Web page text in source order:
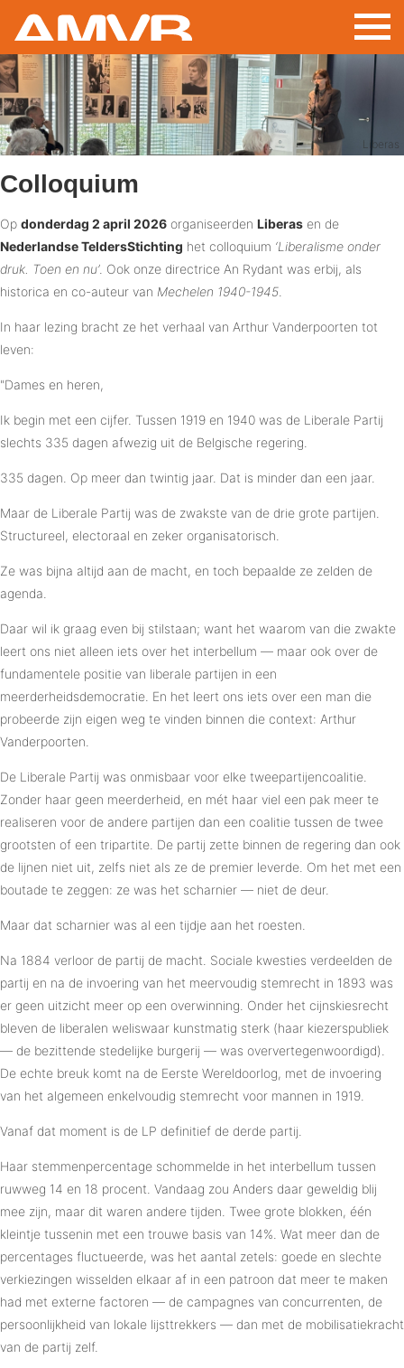
Overslaan
naar
de
inhoud
gaan
Liberas
Colloquium
Op donderdag 2 april 2026 organiseerden Liberas en de
Nederlandse TeldersStichting het colloquium ‘Liberalisme onder
druk. Toen en nu’. Ook onze directrice An Rydant was erbij, als
historica en co-auteur van Mechelen 1940-1945
In haar lezing bracht ze het verhaal van Arthur Vanderpoorten tot
leven:
"Dames en heren,
Ik begin met een cijfer. Tussen 1919 en 1940 was de Liberale Partij
slechts 335 dagen afwezig uit de Belgische regering.
335 dagen. Op meer dan twintig jaar. Dat is minder dan een jaar.
Maar de Liberale Partij was de zwakste van de drie grote partijen.
Structureel, electoraal en zeker organisatorisch.
Ze was bijna altijd aan de macht, en toch bepaalde ze zelden de
agenda.
Daar wil ik graag even bij stilstaan; want het waarom van die zwakte
leert ons niet alleen iets over het interbellum — maar ook over de
fundamentele positie van liberale partijen in een
meerderheidsdemocratie. En het leert ons iets over een man die
probeerde zijn eigen weg te vinden binnen die context: Arthur
Vanderpoorten.
De Liberale Partij was onmisbaar voor elke tweepartijencoalitie.
Zonder haar geen meerderheid, en mét haar viel een pak meer te
realiseren voor de andere partijen dan een coalitie tussen de twee
grootsten of een tripartite. De partij zette binnen de regering dan ook
de lijnen niet uit, zelfs niet als ze de premier leverde. Om het met een
boutade te zeggen: ze was het scharnier — niet de deur.
Maar dat scharnier was al een tijdje aan het roesten.
Na 1884 verloor de partij de macht. Sociale kwesties verdeelden de
partij en na de invoering van het meervoudig stemrecht in 1893 was
er geen uitzicht meer op een overwinning. Onder het cijnskiesrecht
bleven de liberalen weliswaar kunstmatig sterk (haar kiezerspubliek
— de bezittende stedelijke burgerij — was oververtegenwoordigd).
De echte breuk komt na de Eerste Wereldoorlog, met de invoering
van het algemeen enkelvoudig stemrecht voor mannen in 1919.
Vanaf dat moment is de LP definitief de derde partij.
Haar stemmenpercentage schommelde in het interbellum tussen
ruwweg 14 en 18 procent. Vandaag zou Anders daar geweldig blij
mee zijn, maar dit waren andere tijden. Twee grote blokken, één
kleintje tussenin met een trouwe basis van 14%. Wat meer dan de
percentages fluctueerde, was het aantal zetels: goede en slechte
verkiezingen wisselden elkaar af in een patroon dat meer te maken
had met externe factoren — de campagnes van concurrenten, de
persoonlijkheid van lokale lijsttrekkers — dan met de mobilisatiekracht
van de partij zelf.